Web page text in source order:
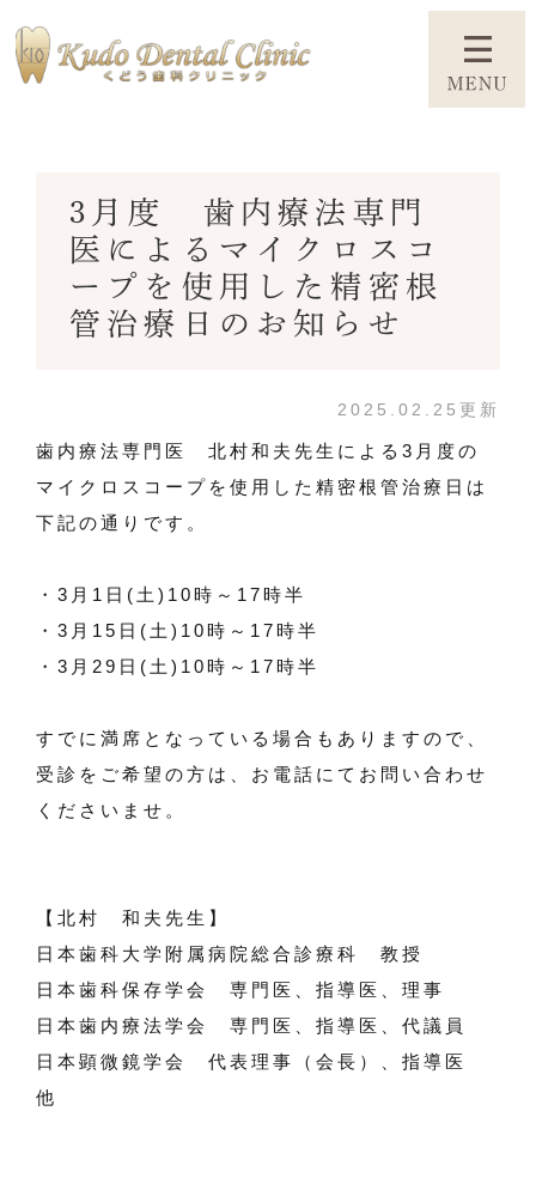
3月度 歯内療法専門
医によるマイクロスコ
ープを使用した精密根
管治療日のお知らせ
2025.02.25更新
歯内療法専門医 北村和夫先生による3月度の
マイクロスコープを使用した精密根管治療日は
下記の通りです。
・3月1日(土)10時～17時半
・3月15日(土)10時～17時半
・3月29日(土)10時～17時半
すでに満席となっている場合もありますので、
受診をご希望の方は、お電話にてお問い合わせ
くださいませ。
【北村 和夫先生】
日本歯科大学附属病院総合診療科 教授
日本歯科保存学会 専門医、指導医、理事
日本歯内療法学会 専門医、指導医、代議員
日本顕微鏡学会 代表理事（会長）、指導医
他